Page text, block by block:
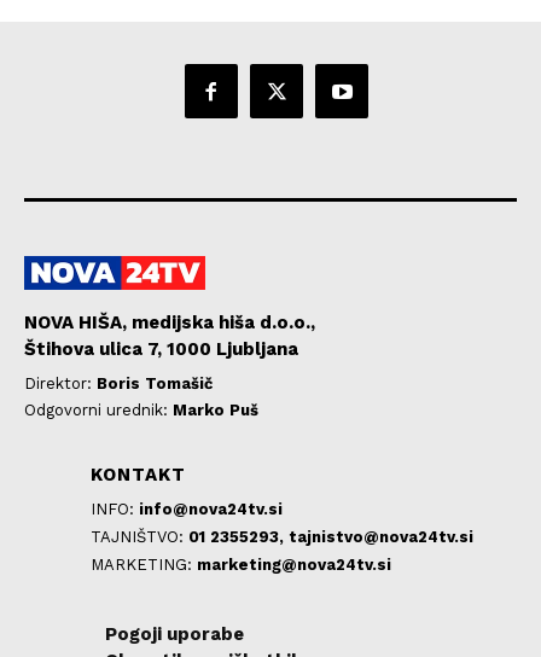
NOVA HIŠA, medijska hiša d.o.o.,
Štihova ulica 7, 1000 Ljubljana
Direktor: Boris Tomašič
Odgovorni urednik: Marko Puš
KONTAKT
INFO: info@nova24tv.si
TAJNIŠTVO: 01 2355293, tajnistvo@nova24tv.si
MARKETING: marketing@nova24tv.si
Pogoji uporabe